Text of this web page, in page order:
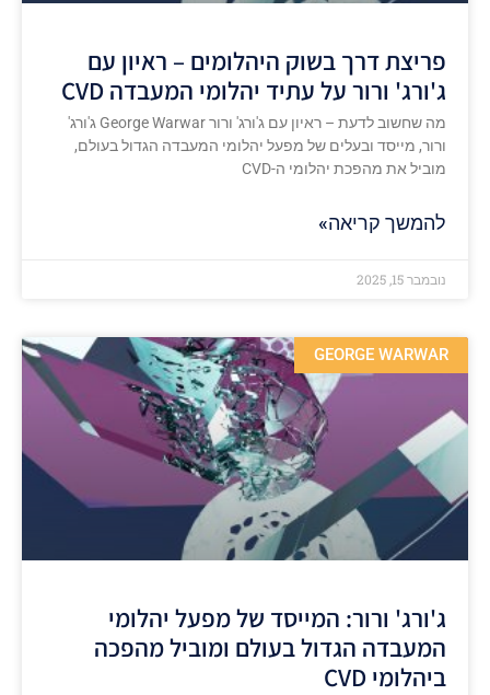
פריצת דרך בשוק היהלומים – ראיון עם
ג'ורג' ורור על עתיד יהלומי המעבדה CVD
מה שחשוב לדעת – ראיון עם ג'ורג' ורור George Warwar ג'ורג'
ורור, מייסד ובעלים של מפעל יהלומי המעבדה הגדול בעולם,
מוביל את מהפכת יהלומי ה-CVD
להמשך קריאה»
נובמבר 15, 2025
GEORGE WARWAR
ג'ורג' ורור: המייסד של מפעל יהלומי
המעבדה הגדול בעולם ומוביל מהפכה
ביהלומי CVD